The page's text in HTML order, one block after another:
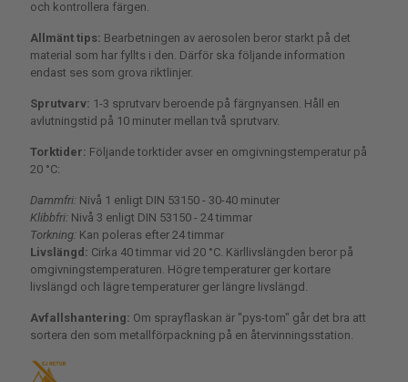
och kontrollera färgen.
Allmänt tips: Bearbetningen av aerosolen beror starkt på det
material som har fyllts i den. Därför ska följande information
endast ses som grova riktlinjer.
Sprutvarv: 1-3 sprutvarv beroende på färgnyansen. Håll en
avlutningstid på 10 minuter mellan två sprutvarv.
Torktider: Följande torktider avser en omgivningstemperatur på
20 °C:
Dammfri: Nivå 1 enligt DIN 53150 - 30-40 minuter
Klibbfri: Nivå 3 enligt DIN 53150 - 24 timmar
Torkning: Kan poleras efter 24 timmar
Livslängd: Cirka 40 timmar vid 20 °C. Kärllivslängden beror på
omgivningstemperaturen. Högre temperaturer ger kortare
livslängd och lägre temperaturer ger längre livslängd.
Avfallshantering: Om sprayflaskan är "pys-tom" går det bra att
sortera den som metallförpackning på en återvinningsstation.